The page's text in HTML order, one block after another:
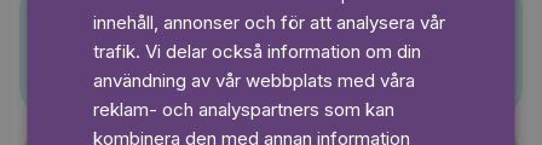
innehåll, annonser och för att analysera vår
trafik. Vi delar också information om din
användning av vår webbplats med våra
reklam- och analyspartners som kan
kombinera den med annan information